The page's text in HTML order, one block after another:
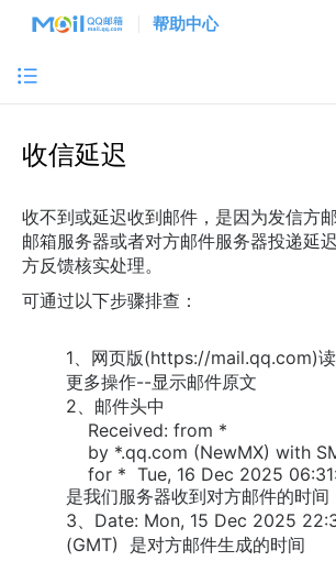
帮助中心
收信延迟
收不到或延迟收到邮件，是因为发信方
邮箱服务器或者对方邮件服务器投递延
方反馈核实处理。
可通过以下步骤排查：
1、网页版(https://mail.qq.com)
更多操作--显示邮件原文
2、邮件头中
Received: from *
by *.qq.com (NewMX) with
for * Tue, 16 Dec 2025
是我们服务器收到对方邮件的时间
3、Date: Mon, 15 Dec 2025
(GMT) 是对方邮件生成的时间